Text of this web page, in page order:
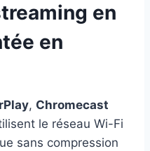
en
en
, Chromecast
le réseau Wi-Fi
sans compression